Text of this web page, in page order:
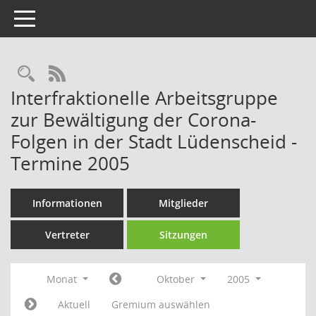
Toggle navigation
Rechercheauswahl
RSS-Feed
Interfraktionelle Arbeitsgruppe
zur Bewältigung der Corona-
Folgen in der Stadt Lüdenscheid -
Termine 2005
Informationen Mitglieder
Vertreter Sitzungen
Monat Oktober
2005
Aktuell
Gremium auswählen